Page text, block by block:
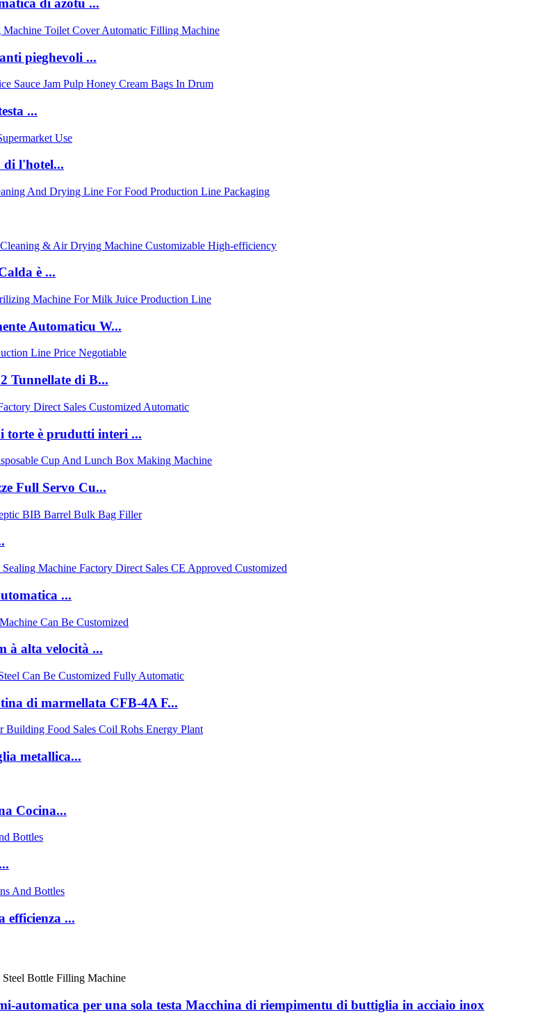
di azotu ...
pieghevoli ...
...
di l'hotel...
è ...
Automaticu W...
Tunnellate di B...
torte è prudutti interi ...
Full Servo Cu...
...
à alta velocità ...
di marmellata CFB-4A F...
metallica...
Cocina...
efficienza ...
automatica per una sola testa Macchina di riempimentu di buttiglia in acciaio inox